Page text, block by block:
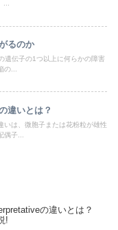
...
るのか
遺伝子の1つ以上に何らかの障害
...
違いとは？
いは、微胞子または花粉粒が雄性
子...
の違いとは？
!